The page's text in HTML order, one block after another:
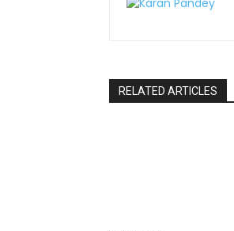
RELATED ARTICLES